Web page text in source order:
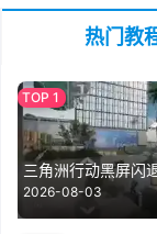
热门教
三角洲行动黑屏闪
2026-08-03